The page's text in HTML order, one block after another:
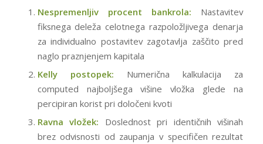
Nespremenljiv procent bankrola: Nastavitev
fiksnega deleža celotnega razpoložljivega denarja
za individualno postavitev zagotavlja zaščito pred
naglo praznjenjem kapitala
Kelly postopek: Numerična kalkulacija za
computed najboljšega višine vložka glede na
percipiran korist pri določeni kvoti
Ravna vložek: Doslednost pri identičnih višinah
brez odvisnosti od zaupanja v specifičen rezultat